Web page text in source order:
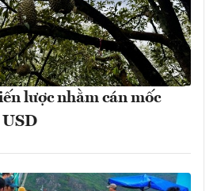
lược nhằm cán mốc